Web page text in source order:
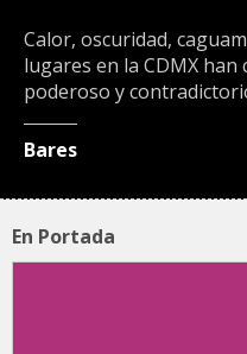
Calor, oscuridad,
lugares en la CDMX
poderoso y
Bares
En Portada